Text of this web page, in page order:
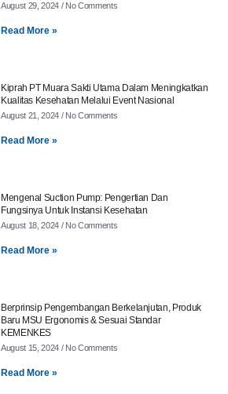
August 29, 2024 No Comments
Read More »
Kiprah PT Muara Sakti Utama Dalam Meningkatkan
Kualitas Kesehatan Melalui Event Nasional
August 21, 2024 No Comments
Read More »
Mengenal Suction Pump: Pengertian Dan
Fungsinya Untuk Instansi Kesehatan
August 18, 2024 No Comments
Read More »
Berprinsip Pengembangan Berkelanjutan, Produk
Baru MSU Ergonomis & Sesuai Standar
KEMENKES
August 15, 2024 No Comments
Read More »